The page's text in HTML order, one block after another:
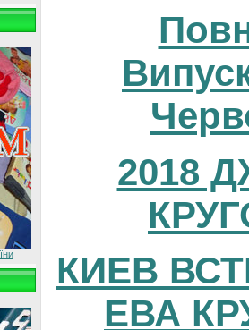
2018
КИЕВ
ЕВА